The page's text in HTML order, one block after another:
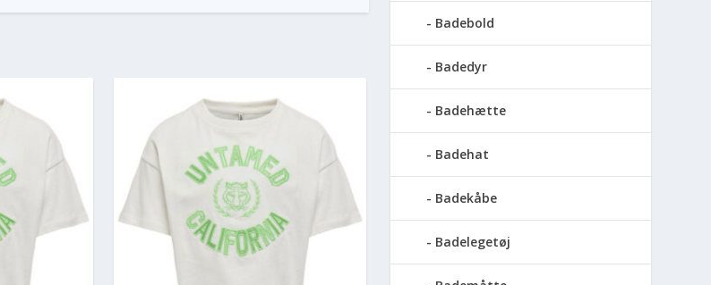
Badebold
Badedyr
Badehætte
Badehat
Badekåbe
Badelegetøj